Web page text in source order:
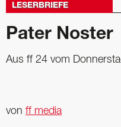
LESERBRIEFE
Pater Noster
Aus ff 24 vom
von ff media